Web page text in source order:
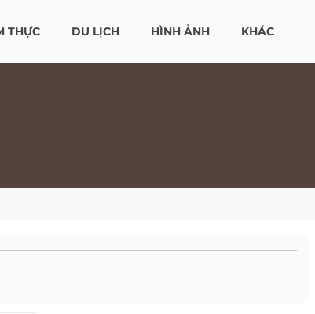
THỰC DU LỊCH HÌNH ẢNH KHÁC